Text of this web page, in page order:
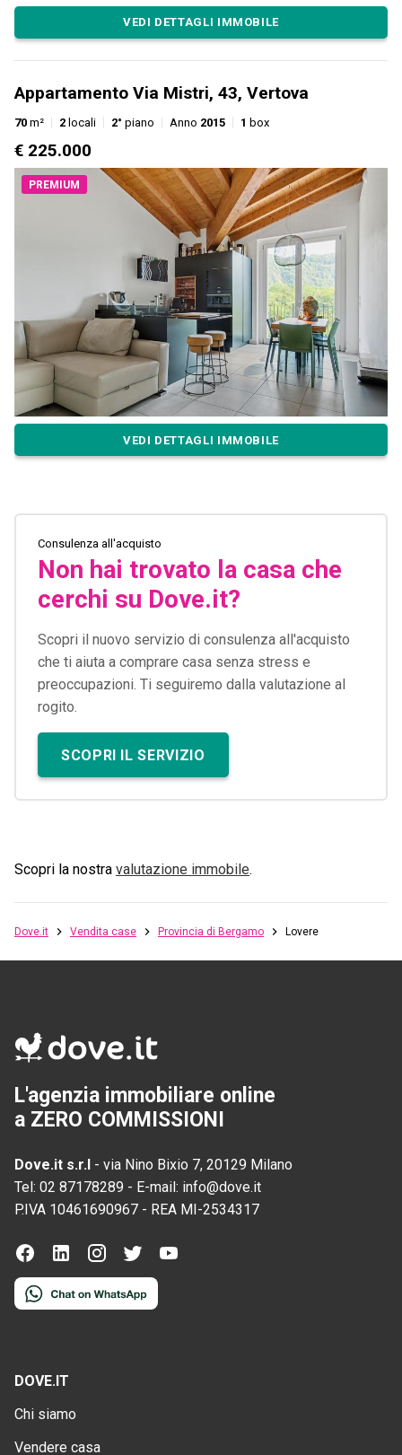
VEDI DETTAGLI IMMOBILE
Appartamento Via Mistri, 43, Vertova
70 m² 2 locali 2° piano Anno 2015 1 box
€ 225.000
PREMIUM
VEDI DETTAGLI IMMOBILE
Consulenza all'acquisto
Non hai trovato la casa che
cerchi su Dove.it?
Scopri il nuovo servizio di consulenza all'acquisto
che ti aiuta a comprare casa senza stress e
preoccupazioni. Ti seguiremo dalla valutazione al
rogito.
SCOPRI IL SERVIZIO
Scopri la nostra valutazione immobile.
Dove.it Vendita case Provincia di Bergamo Lovere
L'agenzia immobiliare online
a ZERO COMMISSIONI
Dove.it s.r.l - via Nino Bixio 7, 20129 Milano
Tel: 02 87178289 - E-mail: info@dove.it
P.IVA 10461690967 - REA MI-2534317
DOVE.IT
Chi siamo
Vendere casa